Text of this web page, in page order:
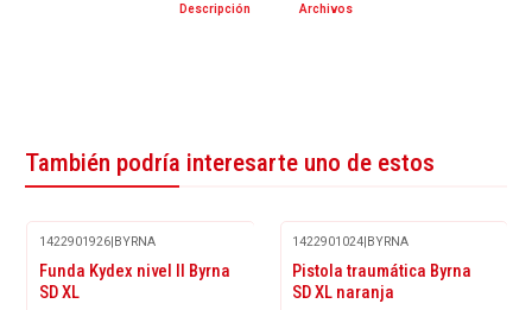
Descripción Archivos
También podría interesarte uno de estos
1422901926|BYRNA
Funda Kydex nivel II Byrna
SD XL
1422901024|BYRNA
Pistola traumática Byrna
SD XL naranja